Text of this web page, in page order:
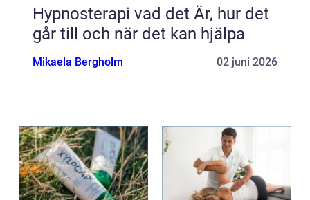
Hypnosterapi vad det Är, hur det
går till och när det kan hjälpa
Mikaela Bergholm 02 juni 2026